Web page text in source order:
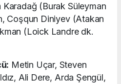
(Burak Süleyman
Coşqun Diniyev (Atakan
(Loick Landre dk.
Metin Uçar, Steven
Ali Dere, Arda Şengül,